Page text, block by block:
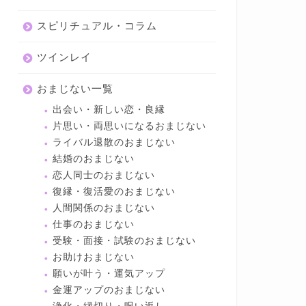
スピリチュアル・コラム
ツインレイ
おまじない一覧
出会い・新しい恋・良縁
片思い・両思いになるおまじない
ライバル退散のおまじない
結婚のおまじない
恋人同士のおまじない
復縁・復活愛のおまじない
人間関係のおまじない
仕事のおまじない
受験・面接・試験のおまじない
お助けおまじない
願いが叶う・運気アップ
金運アップのおまじない